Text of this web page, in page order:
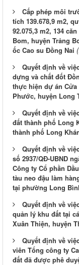
Cấp phép môi
tích 139.678,9 m2,
92.075,3 m2, 134
Bom, huyện Trảng
ốc Cao su Đồng Nai
Quyết định về
dựng và chất đốt
thực hiện dự án
Phước, huyện Long
Quyết định về
đất thành phố Long
thành phố Long
Quyết định về
số 2937/QĐ-UBND
Công ty Cổ phần
tàu neo đậu làm
tại phường Long
Quyết định về
quản lý khu đất tại
Xuân Thiện, huyện
Quyết định về
viên Tổng công ty
đất đã được phê